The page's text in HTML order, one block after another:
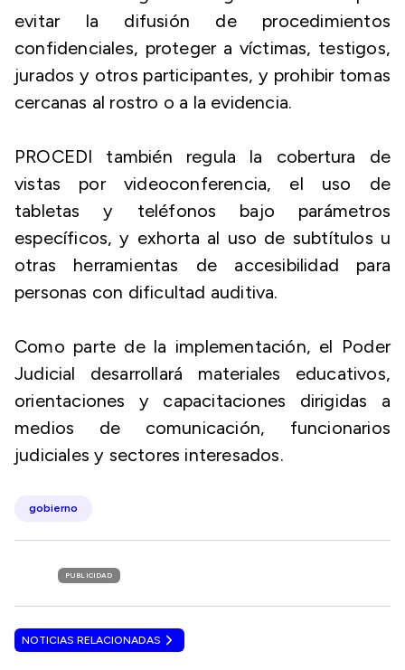
evitar la difusión de procedimientos
confidenciales, proteger a víctimas, testigos,
jurados y otros participantes, y prohibir tomas
cercanas al rostro o a la evidencia.
PROCEDI también regula la cobertura de
vistas por videoconferencia, el uso de
tabletas y teléfonos bajo parámetros
específicos, y exhorta al uso de subtítulos u
otras herramientas de accesibilidad para
personas con dificultad auditiva.
Como parte de la implementación, el Poder
Judicial desarrollará materiales educativos,
orientaciones y capacitaciones dirigidas a
medios de comunicación, funcionarios
judiciales y sectores interesados.
gobierno
PUBLICIDAD
NOTICIAS RELACIONADAS